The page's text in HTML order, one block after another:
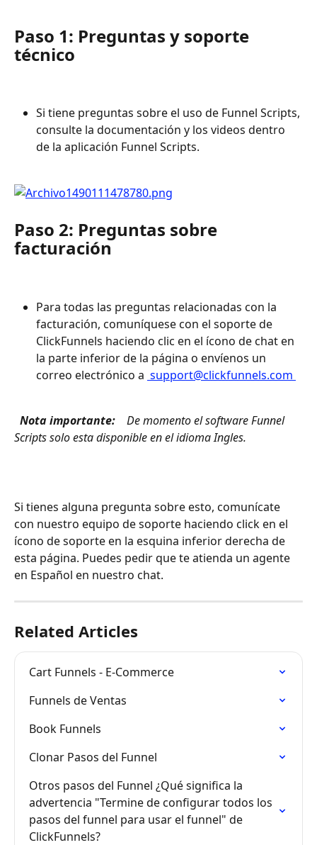
Paso 1: Preguntas y soporte
técnico
Si tiene preguntas sobre el uso de Funnel Scripts,
consulte la documentación y los videos dentro
de la aplicación Funnel Scripts.
Paso 2: Preguntas sobre
facturación
Para todas las preguntas relacionadas con la
facturación, comuníquese con el soporte de
ClickFunnels haciendo clic en el ícono de chat en
la parte inferior de la página o envíenos un
correo electrónico a support@clickfunnels.com
Nota importante:
De momento el software Funnel
Scripts solo esta disponible en el idioma Ingles.
Si tienes alguna pregunta sobre esto, comunícate
con nuestro equipo de soporte haciendo click en el
ícono de soporte en la esquina inferior derecha de
esta página. Puedes pedir que te atienda un agente
en Español en nuestro chat.
Related Articles
Cart Funnels - E-Commerce
Funnels de Ventas
Book Funnels
Clonar Pasos del Funnel
Otros pasos del Funnel ¿Qué significa la
advertencia "Termine de configurar todos los
pasos del funnel para usar el funnel" de
ClickFunnels?